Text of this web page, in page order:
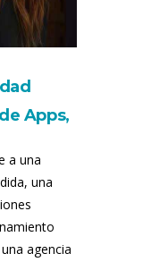
Apps,
a una
una
agencia